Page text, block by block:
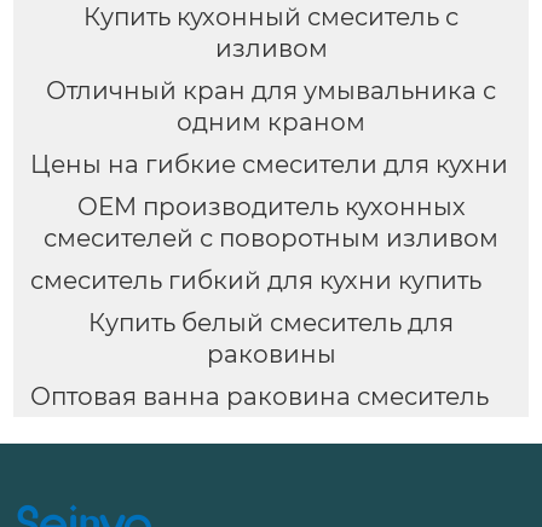
Купить кухонный смеситель с
изливом
Отличный кран для умывальника с
одним краном
Цены на гибкие смесители для кухни
OEM производитель кухонных
смесителей с поворотным изливом
смеситель гибкий для кухни купить
Купить белый смеситель для
раковины
Оптовая ванна раковина смеситель